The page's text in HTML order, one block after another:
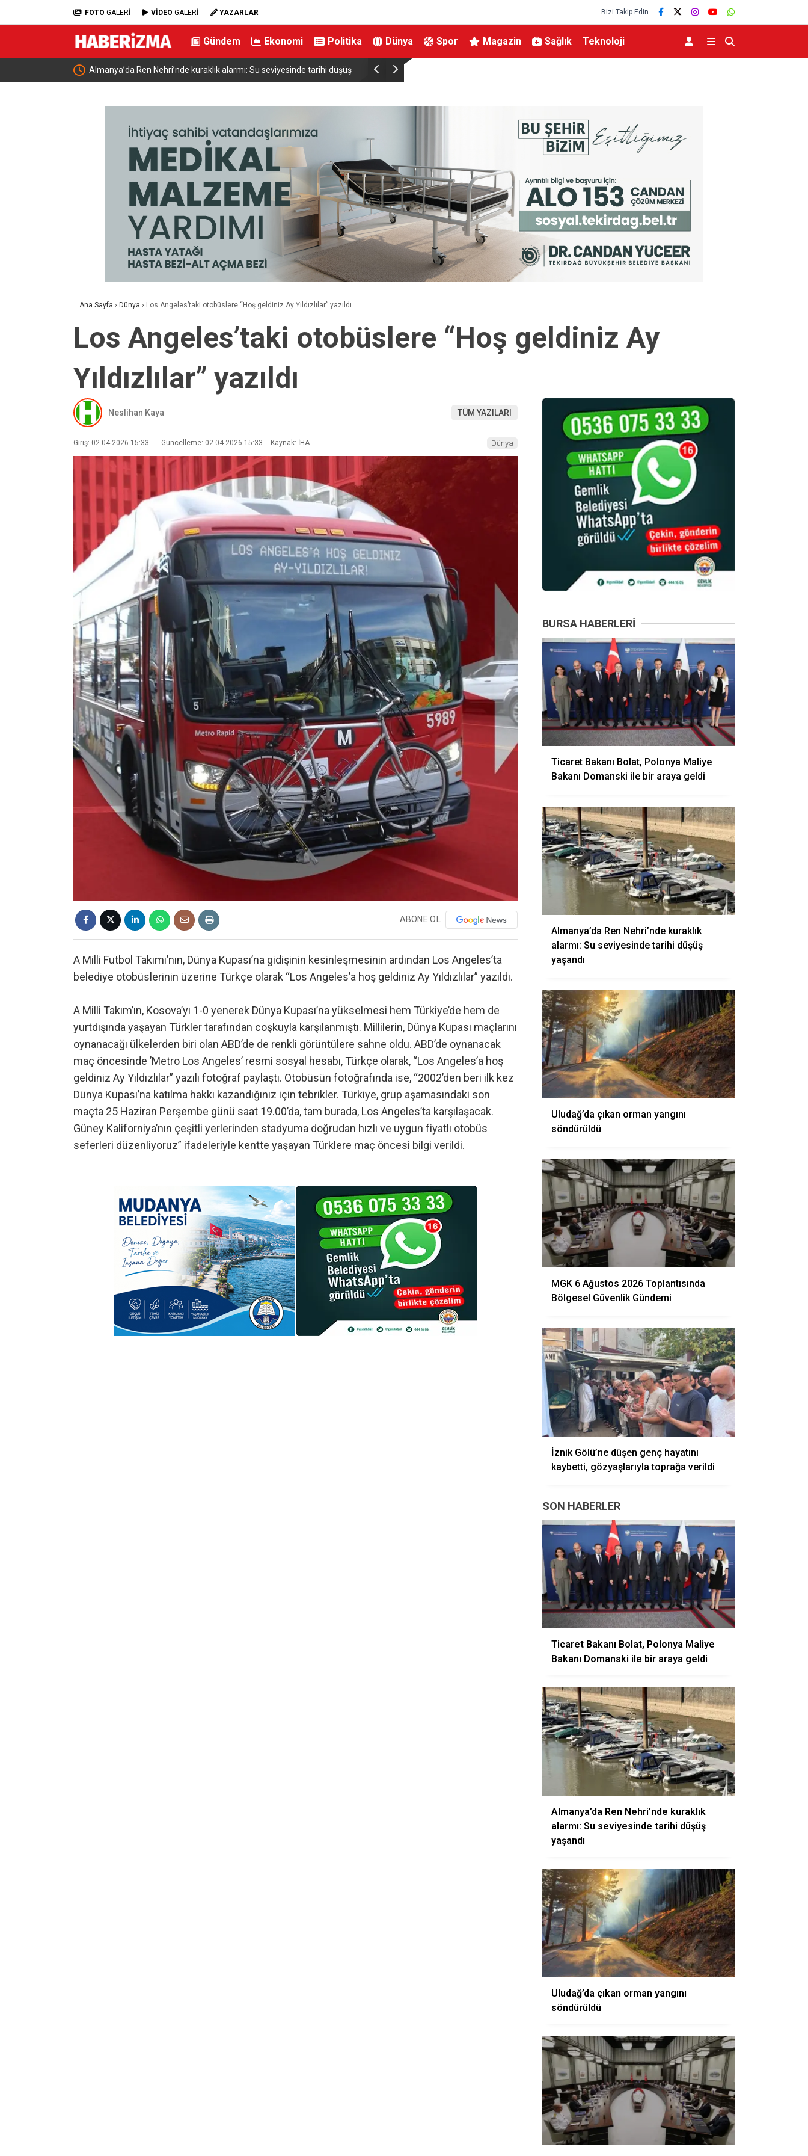
FOTO GALERİ VİDEO GALERİ YAZARLAR Bizi Takip Edin
Gündem Ekonomi Politika Dünya Spor Magazin Sağlık Teknoloji
Almanya’da Ren Nehri’nde kuraklık alarmı: Su seviyesinde tarihi düşüş Uludağ’da çıkan orman yangını söndürüldü
Ana Sayfa › Dünya › Los Angeles’taki otobüslere “Hoş geldiniz Ay Yıldızlılar” yazıldı
Los Angeles’taki otobüslere “Hoş geldiniz Ay
Yıldızlılar” yazıldı
Neslihan Kaya TÜM YAZILARI
Giriş: 02-04-2026 15:33 Güncelleme: 02-04-2026 15:33 Kaynak: İHA Dünya
ABONE OL
A Milli Futbol Takımı’nın, Dünya Kupası’na gidişinin kesinleşmesinin ardından Los Angeles’ta
belediye otobüslerinin üzerine Türkçe olarak “Los Angeles’a hoş geldiniz Ay Yıldızlılar” yazıldı.
A Milli Takım’ın, Kosova’yı 1-0 yenerek Dünya Kupası’na yükselmesi hem Türkiye’de hem de
yurtdışında yaşayan Türkler tarafından coşkuyla karşılanmıştı. Millilerin, Dünya Kupası maçlarını
oynanacağı ülkelerden biri olan ABD’de de renkli görüntülere sahne oldu. ABD’de oynanacak
maç öncesinde ’Metro Los Angeles’ resmi sosyal hesabı, Türkçe olarak, “Los Angeles’a hoş
geldiniz Ay Yıldızlılar” yazılı fotoğraf paylaştı. Otobüsün fotoğrafında ise, “2002’den beri ilk kez
Dünya Kupası’na katılma hakkı kazandığınız için tebrikler. Türkiye, grup aşamasındaki son
maçta 25 Haziran Perşembe günü saat 19.00’da, tam burada, Los Angeles’ta karşılaşacak.
Güney Kaliforniya’nın çeşitli yerlerinden stadyuma doğrudan hızlı ve uygun fiyatlı otobüs
seferleri düzenliyoruz” ifadeleriyle kentte yaşayan Türklere maç öncesi bilgi verildi.
BURSA HABERLERI
Ticaret Bakanı Bolat, Polonya Maliye
Bakanı Domanski ile bir araya geldi
Almanya’da Ren Nehri’nde kuraklık
alarmı: Su seviyesinde tarihi düşüş
yaşandı
Uludağ’da çıkan orman yangını
söndürüldü
MGK 6 Ağustos 2026 Toplantısında
Bölgesel Güvenlik Gündemi
İznik Gölü’ne düşen genç hayatını
kaybetti, gözyaşlarıyla toprağa verildi
SON HABERLER
Ticaret Bakanı Bolat, Polonya Maliye
Bakanı Domanski ile bir araya geldi
Almanya’da Ren Nehri’nde kuraklık
alarmı: Su seviyesinde tarihi düşüş
yaşandı
Uludağ’da çıkan orman yangını
söndürüldü